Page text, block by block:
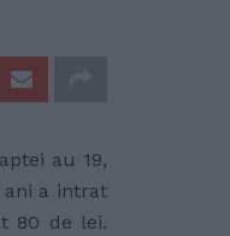
au 19,
ani a intrat
80 de lei.